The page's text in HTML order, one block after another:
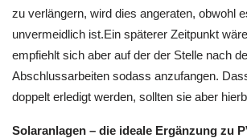
zu verlängern, wird dies angeraten, obwohl
unvermeidlich ist.Ein späterer Zeitpunkt
empfiehlt sich aber auf der der Stelle nach
Abschlussarbeiten sodass anzufangen.
doppelt erledigt werden, sollten sie aber
Solaranlagen – die ideale Ergänzung zu